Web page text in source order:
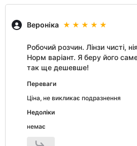
Вероніка
Робочий розчин. Лінзи чисті,
Норм варіант. Я беру його
так ще дешевше!
Переваги
Ціна, не викликає подразнення
Недоліки
немає